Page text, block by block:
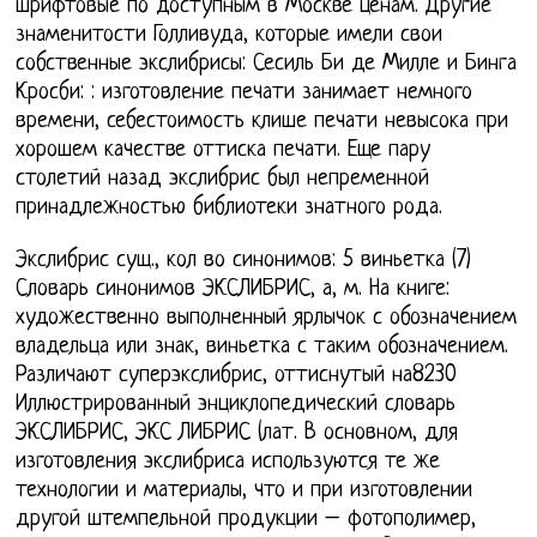
шрифтовые по доступным в Москве ценам. Другие
знаменитости Голливуда, которые имели свои
собственные экслибрисы: Сесиль Би де Милле и Бинга
Кросби: : изготовление печати занимает немного
времени, себестоимость клише печати невысока при
хорошем качестве оттиска печати. Еще пару
столетий назад экслибрис был непременной
принадлежностью библиотеки знатного рода.
Экслибрис сущ., кол во синонимов: 5 виньетка (7)
Словарь синонимов ЭКСЛИБРИС, а, м. На книге:
художественно выполненный ярлычок с обозначением
владельца или знак, виньетка с таким обозначением.
Различают суперэкслибрис, оттиснутый на8230
Иллюстрированный энциклопедический словарь
ЭКСЛИБРИС, ЭКС ЛИБРИС (лат. В основном, для
изготовления экслибриса используются те же
технологии и материалы, что и при изготовлении
другой штемпельной продукции – фотополимер,